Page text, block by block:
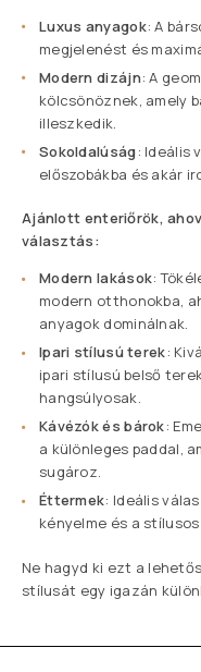
Luxus anyagok: A
megjelenést és
Modern dizájn: A
kölcsönöznek, amely
illeszkedik.
Sokoldalúság: Ideális
előszobákba és akár
Ajánlott enteriőrök,
választás:
Modern lakások:
modern otthonokba,
anyagok dominálnak.
Ipari stílusú terek:
ipari stílusú belső
hangsúlyosak.
Kávézók és bárok:
a különleges paddal,
sugároz.
Éttermek: Ideális
kényelme és a
Ne hagyd ki ezt a
stílusát egy igazán